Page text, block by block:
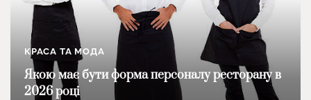
КРАСА ТА МОДА
Якою має бути форма персоналу ресторану в
2026 році